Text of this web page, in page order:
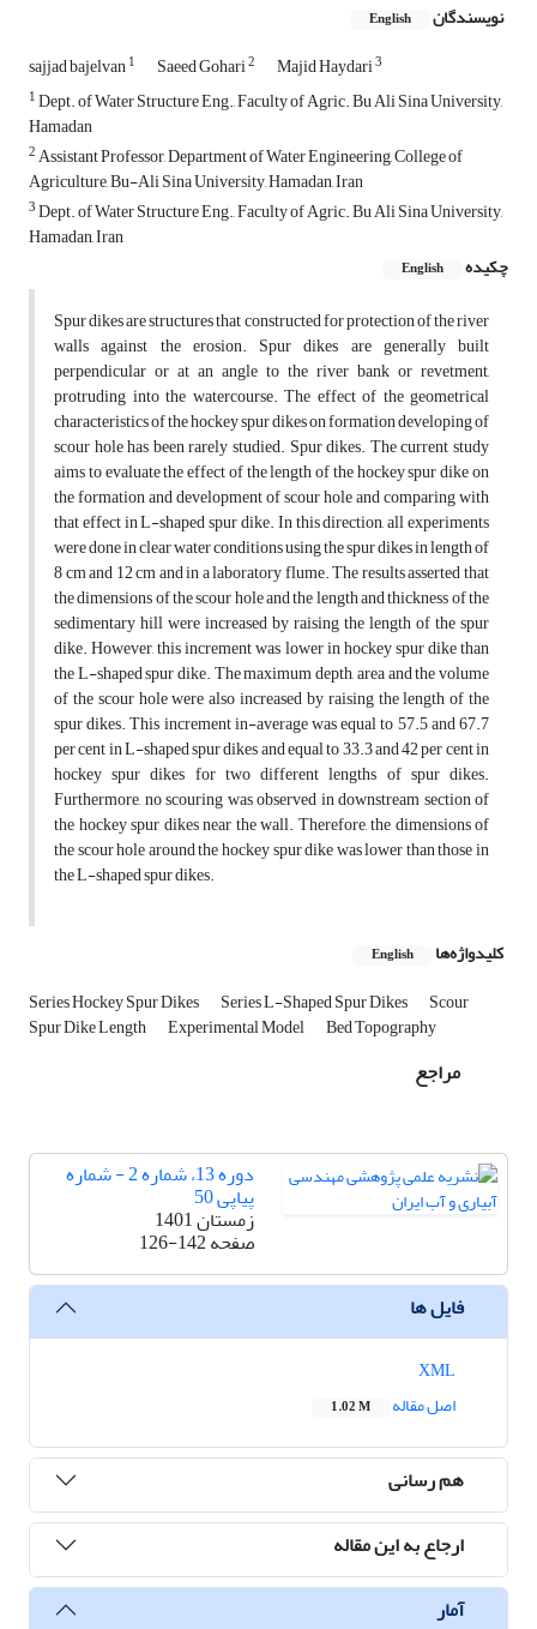
نویسندگان English
sajjad bajelvan1 Saeed Gohari2 Majid Haydari3
1Dept. of Water Structure Eng., Faculty of Agric. Bu Ali Sina University,
Hamadan
2Assistant Professor, Department of Water Engineering, College of
Agriculture, Bu-Ali Sina University, Hamadan, Iran
3Dept. of Water Structure Eng., Faculty of Agric. Bu Ali Sina University,
Hamadan, Iran
چکیده
English
Spur dikes are structures that constructed for protection of the river
walls against the erosion. Spur dikes are generally built
perpendicular or at an angle to the river bank or revetment,
protruding into the watercourse. The effect of the geometrical
characteristics of the hockey spur dikes on formation developing of
scour hole has been rarely studied. Spur dikes. The current study
aims to evaluate the effect of the length of the hockey spur dike on
the formation and development of scour hole and comparing with
that effect in L-shaped spur dike. In this direction, all experiments
were done in clear water conditions using the spur dikes in length of
8 cm and 12 cm and in a laboratory flume. The results asserted that
the dimensions of the scour hole and the length and thickness of the
sedimentary hill were increased by raising the length of the spur
dike. However, this increment was lower in hockey spur dike than
the L-shaped spur dike. The maximum depth, area and the volume
of the scour hole were also increased by raising the length of the
spur dikes. This increment in-average was equal to 57.5 and 67.7
per cent in L-shaped spur dikes and equal to 33.3 and 42 per cent in
hockey spur dikes for two different lengths of spur dikes.
Furthermore, no scouring was observed in downstream section of
the hockey spur dikes near the wall. Therefore, the dimensions of
the scour hole around the hockey spur dike was lower than those in
the L-shaped spur dikes.
کلیدواژه‌ها English
Series Hockey Spur Dikes Series L-Shaped Spur Dikes Scour
Spur Dike Length Experimental Model Bed Topography
مراجع
دوره 13، شماره 2 - شماره
پیاپی 50
زمستان 1401
صفحه126-142
فایل ها
اصل مقاله
1.02 M
هم رسانی
ارجاع به این مقاله
آمار